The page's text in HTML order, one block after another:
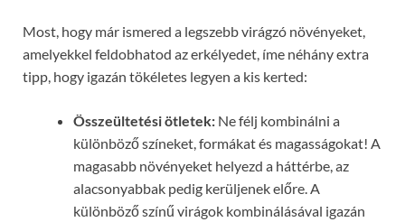
Most, hogy már ismered a legszebb virágzó növényeket,
amelyekkel feldobhatod az erkélyedet, íme néhány extra
tipp, hogy igazán tökéletes legyen a kis kerted:
Összeültetési ötletek: Ne félj kombinálni a
különböző színeket, formákat és magasságokat! A
magasabb növényeket helyezd a háttérbe, az
alacsonyabbak pedig kerüljenek előre. A
különböző színű virágok kombinálásával igazán